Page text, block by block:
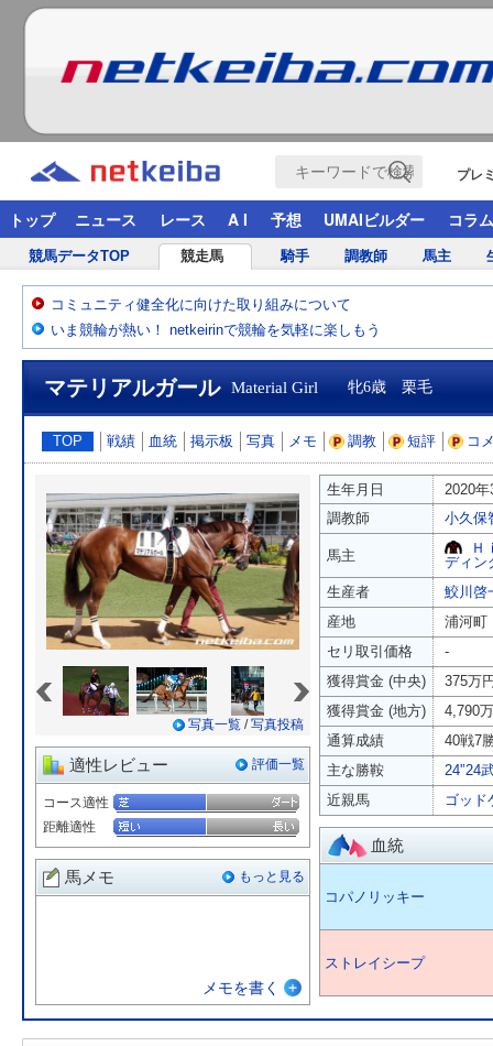
プレ
トップ ニュース レース A I 予想 UMAIビルダー コラム
競馬データTOP 競走馬 騎手 調教師 馬主
コミュニティ健全化に向けた取り組みについて
いま競輪が熱い！ netkeirinで競輪を気軽に楽しもう
マテリアルガール Material Girl 牝6歳 栗毛
TOP 戦績 血統 掲示板 写真 メモ 調教 短評 コ
写真一覧 /写真投稿
適性レビュー 評価一覧
コース適性
距離適性
馬メモ もっと見る
メモを書く
生年月日
2020
調教師
小久保
馬主
Ｈ
ディン
生産者
鮫川啓
産地
浦河町
セリ取引価格
-
獲得賞金 (中央)
375万
獲得賞金 (地方)
4,790
通算成績
40戦7
主な勝鞍
24'’24
近親馬
ゴッド
血統
コパノリッキー
ストレイシープ